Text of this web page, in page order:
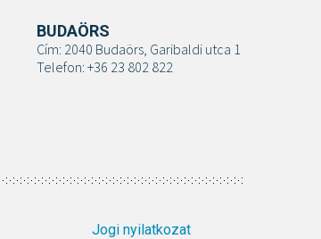
BUDAÖRS
Cím: 2040 Budaörs, Garibaldi utca 1
Telefon: +36 23 802 822
Jogi nyilatkozat